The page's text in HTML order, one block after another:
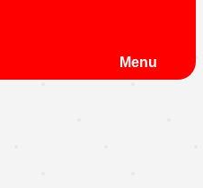
Menu